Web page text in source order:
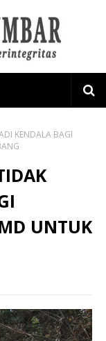
KENDALA BAGI
UNTUK